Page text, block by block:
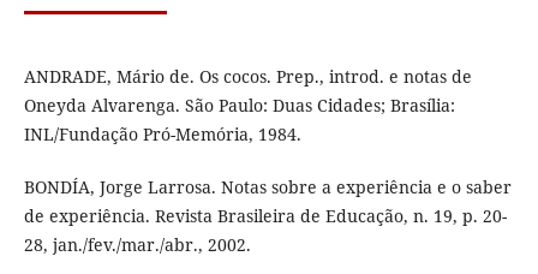
ANDRADE, Mário de. Os cocos. Prep., introd. e notas de
Oneyda Alvarenga. São Paulo: Duas Cidades; Brasília:
INL/Fundação Pró-Memória, 1984.
BONDÍA, Jorge Larrosa. Notas sobre a experiência e o saber
de experiência. Revista Brasileira de Educação, n. 19, p. 20-
28, jan./fev./mar./abr., 2002.